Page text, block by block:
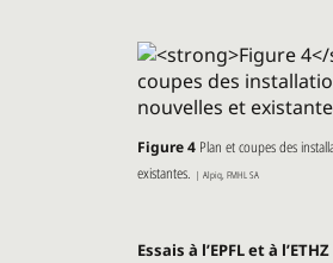
Figure 4 Plan et coupes des
existantes. | Alpiq, FMHL SA
Essais à l’EPFL et à l’ETHZ